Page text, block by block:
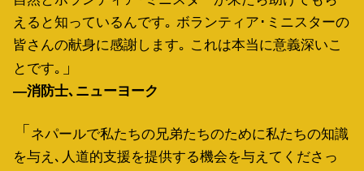
えると知っているんです｡ ボランティア･ミニスターの
皆さんの献身に感謝します｡ これは本当に意義深いこ
とです｡
―消防士､ニューヨーク
ネパールで私たちの兄弟たちのために私たちの知識
を与え､人道的支援を提供する機会を与えてくださっ